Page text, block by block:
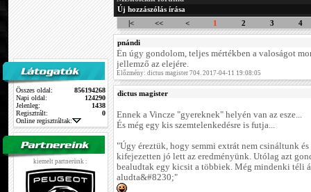
Összes oldal:
856194268
Napi oldal:
124290
Jelenleg:
1438
Regisztrált:
0
Online regisztráltak:
kiemelt partnerünk :
Új hozzászólás írása
|<
<< < 1 2 3 4
pnándi
Én úgy gondolom, teljes mértékben a valoságot
jellemző az elejére.
Előzmény: dictus magister 704. 2017-04-11 19:08:05
dictus magister
Ennek a Vincze "gyereknek" helyén van az esze...
És még egy kis szemtelenkedésre is futja...
"Úgy éreztük, hogy semmi extrát nem csináltunk és
kifejezetten jó lett az eredményünk. Utólag azt
bealudtak egy kicsit a többiek. Még mindenki téli
aludta&#8230;"